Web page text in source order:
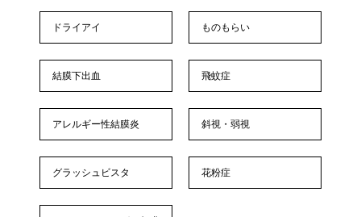
ドライアイ ものもらい
結膜下出血 飛蚊症
アレルギー性結膜炎 斜視・弱視
グラッシュビスタ 花粉症